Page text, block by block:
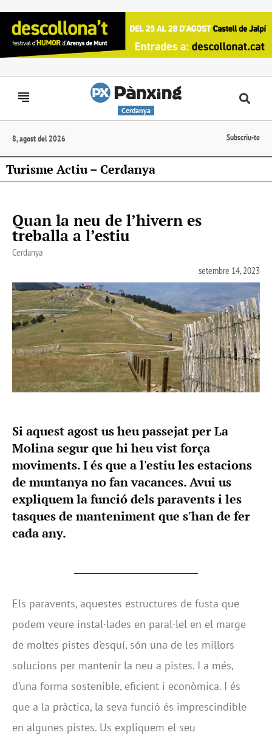
Cerdanya
8, agost del 2026 Subscriu-te
Turisme Actiu – Cerdanya
Quan la neu de l’hivern es
treballa a l’estiu
Cerdanya
setembre 14, 2023
Si aquest agost us heu passejat per La
Molina segur que hi heu vist força
moviments. I és que a l'estiu les estacions
de muntanya no fan vacances. Avui us
expliquem la funció dels paravents i les
tasques de manteniment que s'han de fer
cada any.
Els paravents, aquestes estructures de fusta que
podem veure instal·lades en paral·lel en el marge
de moltes pistes d’esquí, són una de les millors
solucions per mantenir la neu a pistes. I a més,
d’una forma sostenible, eficient i econòmica. I és
que a la pràctica, la seva funció és imprescindible
en algunes pistes. Us expliquem el seu